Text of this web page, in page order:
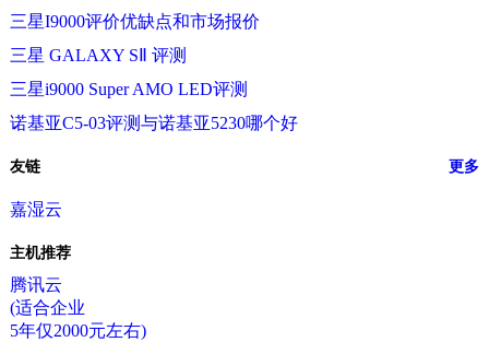
三星I9000评价优缺点和市场报价
三星 GALAXY SⅡ 评测
三星i9000 Super AMO LED评测
诺基亚C5-03评测与诺基亚5230哪个好
友链 更多
嘉湿云
主机推荐
腾讯云
(适合企业
5年仅2000元左右)